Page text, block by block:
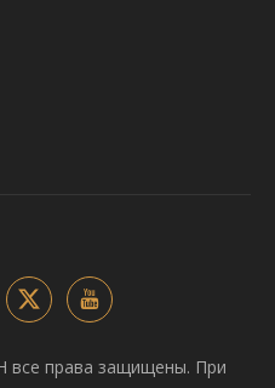
все права защищены. При